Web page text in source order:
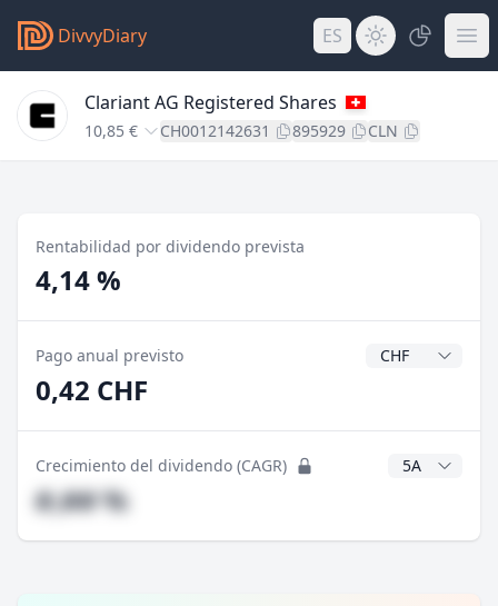
DivvyDiary ES
Clariant AG Registered Shares
10,85 € CH0012142631 895929 CLN
Rentabilidad por dividendo prevista
4,14 %
Pago anual previsto Divisa del
0,42 CHF
Crecimiento del dividendo (CAGR) Años CAGR
#,## %